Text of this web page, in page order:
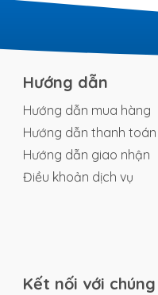
được vận tốc tối đa 30-
mất thời gian.
Hướng dẫn
Hướng dẫn mua hàng
Hướng dẫn thanh toán
Hướng dẫn giao nhận
Điều khoản dịch vụ
Kết nối với